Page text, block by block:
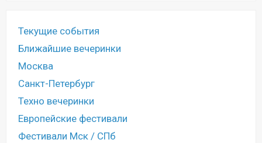
Текущие события
Ближайшие вечеринки
Москва
Санкт-Петербург
Техно вечеринки
Европейские фестивали
Фестивали Мск / СПб